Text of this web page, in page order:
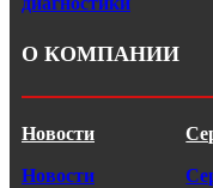
О КОМПАНИИ
Новости
Новости